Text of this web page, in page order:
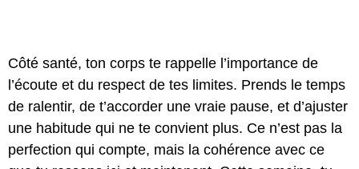
Côté santé, ton corps te rappelle l’importance de
l’écoute et du respect de tes limites. Prends le temps
de ralentir, de t’accorder une vraie pause, et d’ajuster
une habitude qui ne te convient plus. Ce n’est pas la
perfection qui compte, mais la cohérence avec ce